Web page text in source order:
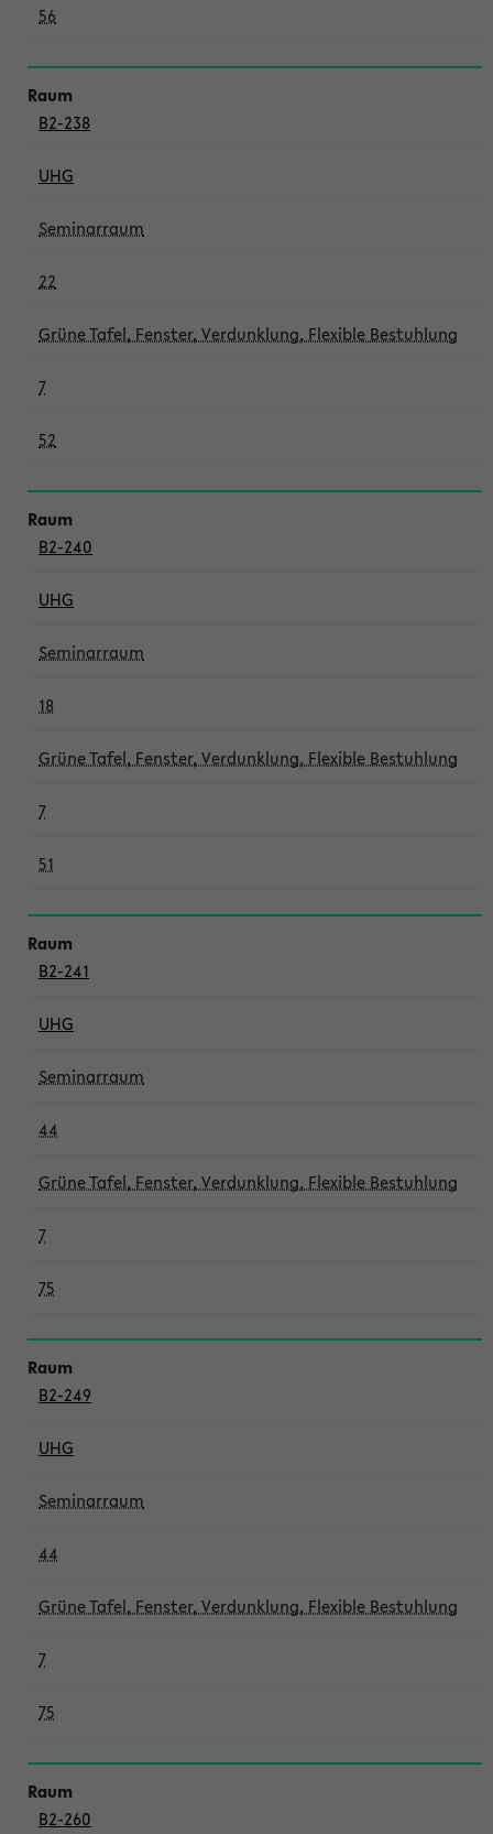
56
B2-238
UHG
Seminarraum
22
Grüne Tafel, Fenster, Verdunklung, Flexible Bestuhlung
7
52
B2-240
UHG
Seminarraum
18
Grüne Tafel, Fenster, Verdunklung, Flexible Bestuhlung
7
51
B2-241
UHG
Seminarraum
44
Grüne Tafel, Fenster, Verdunklung, Flexible Bestuhlung
7
75
B2-249
UHG
Seminarraum
44
Grüne Tafel, Fenster, Verdunklung, Flexible Bestuhlung
7
75
B2-260